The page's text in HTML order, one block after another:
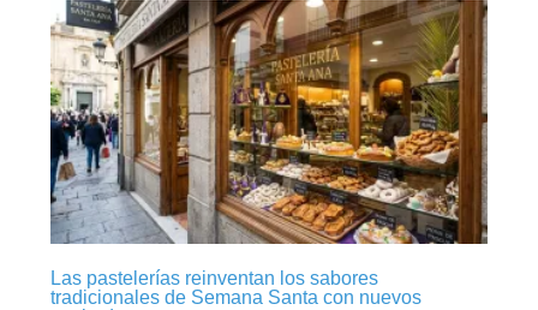
Las pastelerías reinventan los sabores
tradicionales de Semana Santa con nuevos